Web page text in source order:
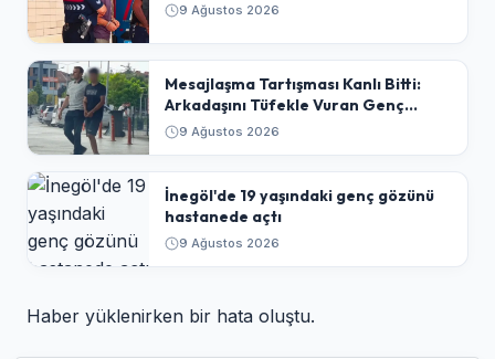
9 Ağustos 2026
​Mesajlaşma Tartışması Kanlı Bitti:
Arkadaşını Tüfekle Vuran Genç
Tutuklandı
9 Ağustos 2026
İnegöl'de 19 yaşındaki genç gözünü
hastanede açtı
9 Ağustos 2026
Haber yüklenirken bir hata oluştu.